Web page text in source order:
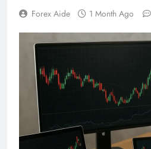
Forex Aide 1 Month Ago